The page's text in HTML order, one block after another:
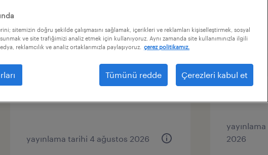
export sales manager
i̇stanbul, istanbul (asia)
yayınlama tarihi 4 ağustos 2026
2026
sitemizin doğru şekilde çalışmasını sağlamak, içerikleri ve reklamları kişiselleştirmek, sosyal
ve site trafiğimizi analiz etmek için kullanıyoruz. Aynı zamanda site kullanımınızla ilgili
reklamcılık ve analiz ortaklarımızla paylaşıyoruz.
çerez politikamız.
Tümünü redde Çerezleri kabul et